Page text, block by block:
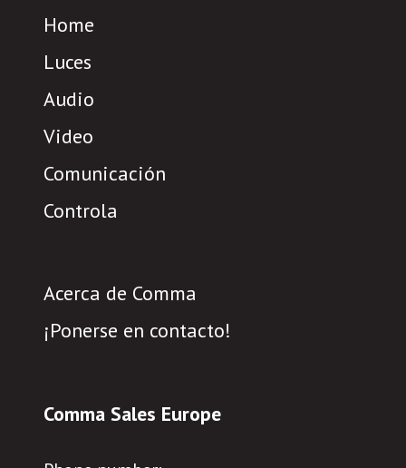
Home
Luces
Audio
Video
Comunicación
Controla
Acerca de Comma
¡Ponerse en contacto!
Comma Sales Europe